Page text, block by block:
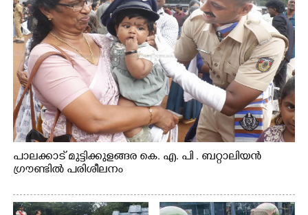
പാലക്കാട് മുട്ടിക്കുളങ്ങര കെ. എ. പി . ബറ്റാലിയൻ
ഗ്രൗണ്ടിൽ പരിശീലനം